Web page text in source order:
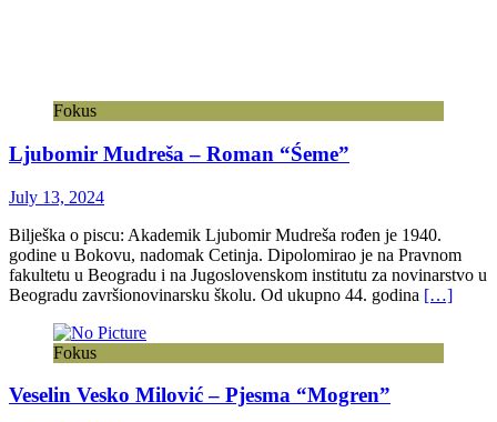
Fokus
Ljubomir Mudreša – Roman “Śeme”
July 13, 2024
Bilješka o piscu: Akademik Ljubomir Mudreša rođen je 1940.
godine u Bokovu, nadomak Cetinja. Dipolomirao je na Pravnom
fakultetu u Beogradu i na Jugoslovenskom institutu za novinarstvo u
Beogradu završionovinarsku školu. Od ukupno 44. godina […]
Fokus
Veselin Vesko Milović – Pjesma “Mogren”